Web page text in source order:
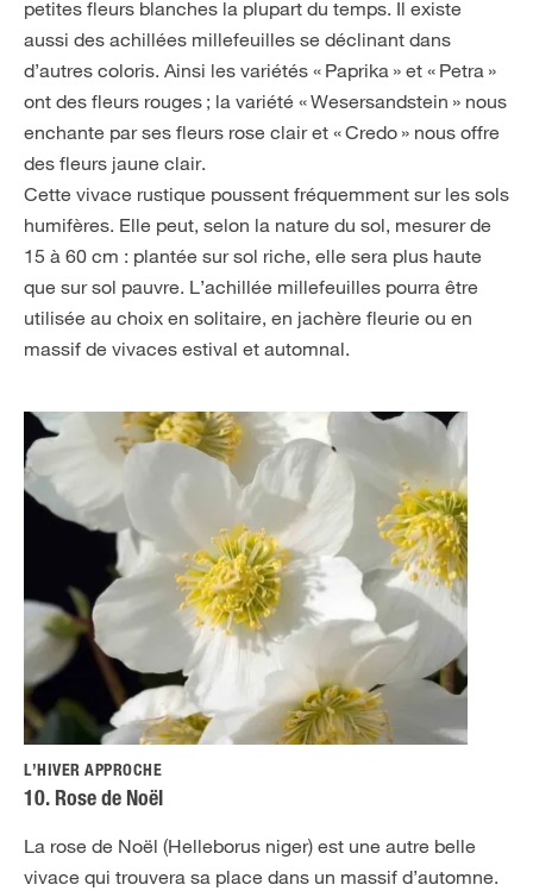
petites fleurs blanches la plupart du temps. Il existe
aussi des achillées millefeuilles se déclinant dans
d’autres coloris. Ainsi les variétés « Paprika » et « Petra »
ont des fleurs rouges ; la variété « Wesersandstein » nous
enchante par ses fleurs rose clair et « Credo » nous offre
des fleurs jaune clair.
Cette vivace rustique poussent fréquemment sur les sols
humifères. Elle peut, selon la nature du sol, mesurer de
15 à 60 cm : plantée sur sol riche, elle sera plus haute
que sur sol pauvre. L’achillée millefeuilles pourra être
utilisée au choix en solitaire, en jachère fleurie ou en
massif de vivaces estival et automnal.
L’HIVER APPROCHE
10. Rose de Noël
La rose de Noël (Helleborus niger) est une autre belle
vivace qui trouvera sa place dans un massif d’automne.